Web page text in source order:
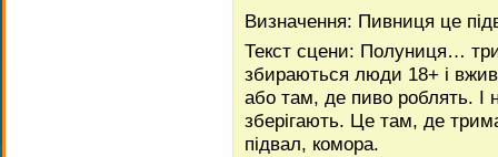
Визначення: Пивниця це
Текст сцени: Полуниця…
збираються люди 18+ і
або там, де пиво роблять. І
зберігають. Це там, де
підвал, комора.